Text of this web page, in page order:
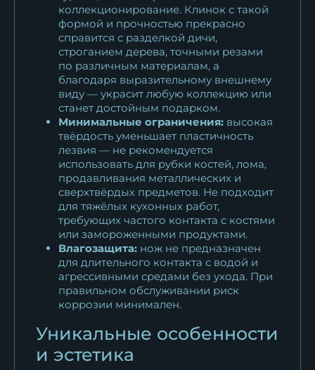
коллекционирование. Клинок с такой
формой и прочностью прекрасно
справится с разделкой дичи,
строганием дерева, точными резами
по различным материалам, а
благодаря выразительному внешнему
виду — украсит любую коллекцию или
станет достойным подарком.
Минимальные ограничения: высокая
твёрдость уменьшает пластичность
лезвия — не рекомендуется
использовать для рубки костей, лома,
продавливания металлических и
сверхтвёрдых предметов. Не подходит
для тяжёлых кухонных работ,
требующих частого контакта с костями
или замороженными продуктами.
Влагозащита: нож не предназначен
для длительного контакта с водой и
агрессивными средами без ухода. При
правильном обслуживании риск
коррозии минимален.
Уникальные особенности
и эстетика